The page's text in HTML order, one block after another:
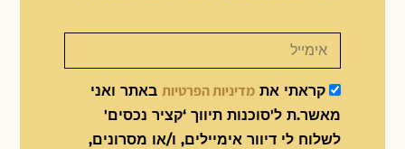
קראתי את מדיניות הפרטיותבאתר ואני
מאשר.ת ל'סוכנות תיווך ‘קציר נכסים'
לשלוח לי דיוור אימיילים, ו/או מסרונים,